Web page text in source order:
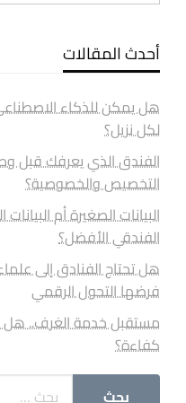
أحدث المقالات
هل يمكن للذكاء
لكل نزيل؟
الفندق الذي يعرفك قبل
التخصيص والخصوصية؟
البيانات الصغيرة أم
الفندقي الأفضل؟
هل تحتاج الفنادق إلى
فرضها التحول الرقمي
مستقبل خدمة الغرف.. هل
كفاءة؟